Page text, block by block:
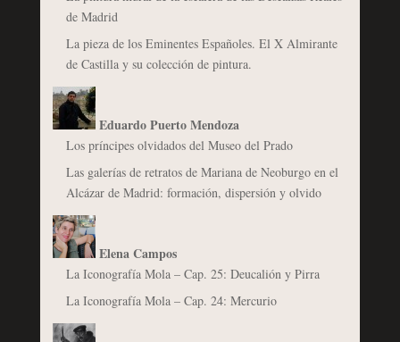
de Madrid
La pieza de los Eminentes Españoles. El X Almirante
de Castilla y su colección de pintura.
Eduardo Puerto Mendoza
Los príncipes olvidados del Museo del Prado
Las galerías de retratos de Mariana de Neoburgo en el
Alcázar de Madrid: formación, dispersión y olvido
Elena Campos
La Iconografía Mola – Cap. 25: Deucalión y Pirra
La Iconografía Mola – Cap. 24: Mercurio